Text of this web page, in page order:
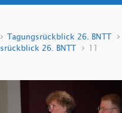
Tagungsrückblick 26. BNTT
26. BNTT
11